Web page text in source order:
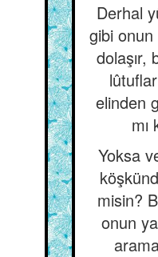
Derhal
gibi onun
dolaşır,
elinden
mı
Yoksa
misin?
onun